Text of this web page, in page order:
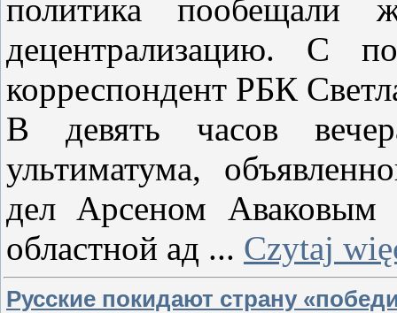
политика пообещали
децентрализацию. С
корреспондент РБК
В девять часов
ультиматума,
дел Арсеном Аваковым
областной ад ... Czytaj
Русские покидают страну